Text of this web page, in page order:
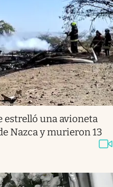
estrelló una avioneta
Nazca y murieron 13